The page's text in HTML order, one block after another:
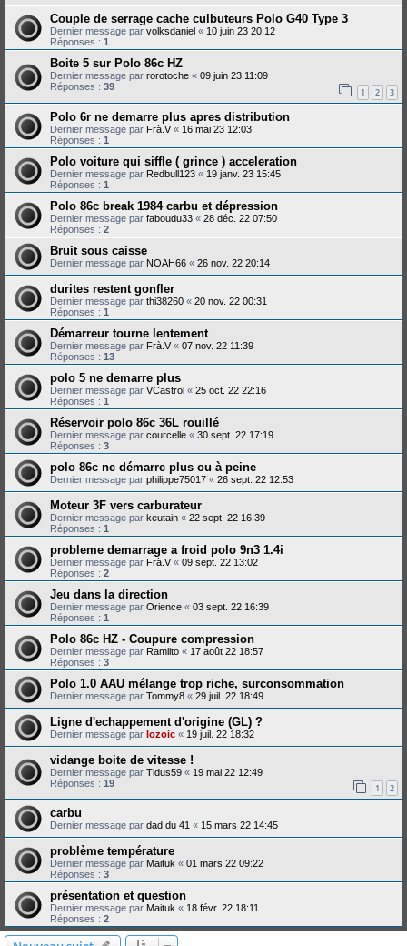
Couple de serrage cache culbuteurs Polo G40 Type 3
Dernier message par volksdaniel « 10 juin 23 20:12
Réponses : 1
Boite 5 sur Polo 86c HZ
Dernier message par rorotoche « 09 juin 23 11:09
Réponses : 39 1 2 3
Polo 6r ne demarre plus apres distribution
Dernier message par Frà.V« 16 mai 23 12:03
Réponses : 1
Polo voiture qui siffle ( grince ) acceleration
Dernier message par Redbull123 « 19 janv. 23 15:45
Réponses : 1
Polo 86c break 1984 carbu et dépression
Dernier message par faboudu33 « 28 déc. 22 07:50
Réponses : 2
Bruit sous caisse
Dernier message par NOAH66 « 26 nov. 22 20:14
durites restent gonfler
Dernier message par thi38260 « 20 nov. 22 00:31
Réponses : 1
Démarreur tourne lentement
Dernier message par Frà.V« 07 nov. 22 11:39
Réponses : 13
polo 5 ne demarre plus
Dernier message par VCastrol « 25 oct. 22 22:16
Réponses : 1
Réservoir polo 86c 36L rouillé
Dernier message par courcelle « 30 sept. 22 17:19
Réponses : 3
polo 86c ne démarre plus ou à peine
Dernier message par philippe75017 « 26 sept. 22 12:53
Moteur 3F vers carburateur
Dernier message par keutain « 22 sept. 22 16:39
Réponses : 1
probleme demarrage a froid polo 9n3 1.4i
Dernier message par Frà.V« 09 sept. 22 13:02
Réponses : 2
Jeu dans la direction
Dernier message par Orience « 03 sept. 22 16:39
Réponses : 1
Polo 86c HZ - Coupure compression
Dernier message par Ramlito « 17 août 22 18:57
Réponses : 3
Polo 1.0 AAU mélange trop riche, surconsommation
Dernier message par Tommy8 « 29 juil. 22 18:49
Ligne d'echappement d'origine (GL) ?
Dernier message par lozoic « 19 juil. 22 18:32
vidange boite de vitesse !
Dernier message par Tidus59 « 19 mai 22 12:49
Réponses : 19 1 2
carbu
Dernier message par dad du 41 « 15 mars 22 14:45
problème température
Dernier message par Maituk « 01 mars 22 09:22
Réponses : 3
présentation et question
Dernier message par Maituk « 18 févr. 22 18:11
Réponses : 2